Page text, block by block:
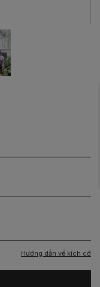
Hướng dẫn về kích cỡ